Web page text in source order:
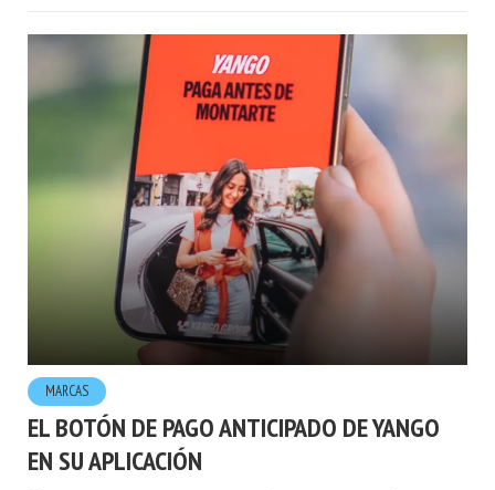
MARCAS
EL BOTÓN DE PAGO ANTICIPADO DE YANGO
EN SU APLICACIÓN